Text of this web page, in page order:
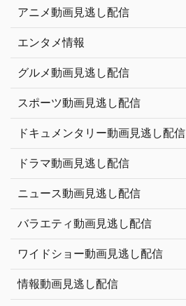
アニメ動画見逃し配信
エンタメ情報
グルメ動画見逃し配信
スポーツ動画見逃し配信
ドキュメンタリー動画見逃し配信
ドラマ動画見逃し配信
ニュース動画見逃し配信
バラエティ動画見逃し配信
ワイドショー動画見逃し配信
情報動画見逃し配信